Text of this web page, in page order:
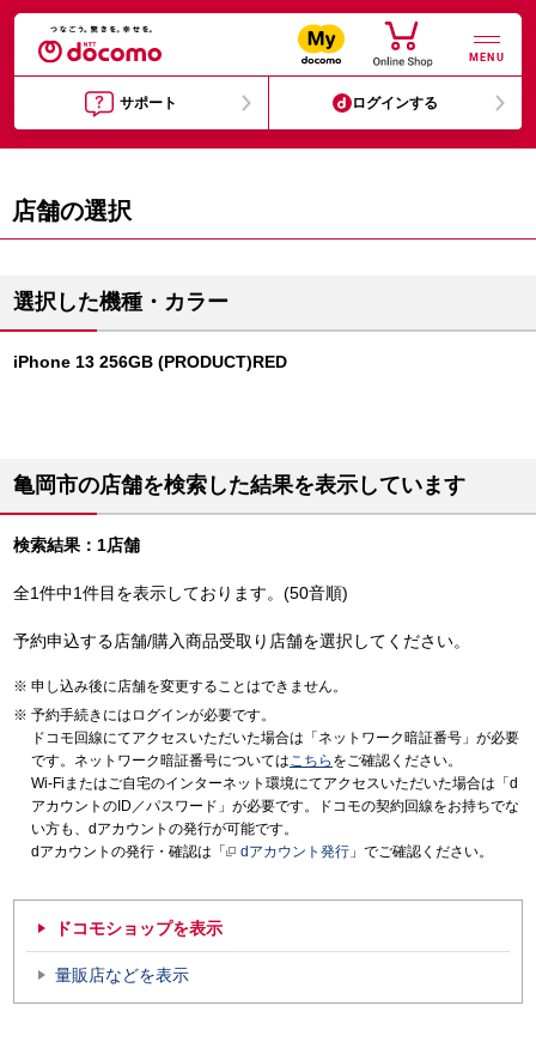
MENU
サポート ログインする
店舗の選択
選択した機種・カラー
iPhone 13 256GB (PRODUCT)RED
亀岡市の店舗を検索した結果を表示しています
検索結果：1店舗
全1件中1件目を表示しております。(50音順)
予約申込する店舗/購入商品受取り店舗を選択してください。
申し込み後に店舗を変更することはできません。
予約手続きにはログインが必要です。
ドコモ回線にてアクセスいただいた場合は「ネットワーク暗証番号」が必要
です。ネットワーク暗証番号についてはこちら をご確認ください。
Wi-Fiまたはご自宅のインターネット環境にてアクセスいただいた場合は「d
アカウントのID／パスワード」が必要です。ドコモの契約回線をお持ちでな
い方も、dアカウントの発行が可能です。
dアカウントの発行・確認は「
dアカウント発行 」でご確認ください。
ドコモショップを表示
量販店などを表示